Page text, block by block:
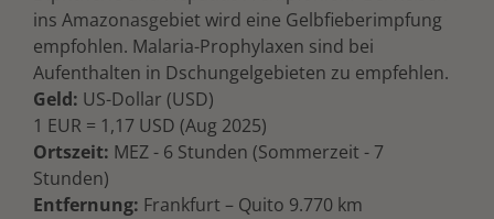
ins Amazonasgebiet wird eine Gelbfieberimpfung
empfohlen. Malaria-Prophylaxen sind bei
Aufenthalten in Dschungelgebieten zu empfehlen.
Geld: US-Dollar (USD)
1 EUR = 1,17 USD (Aug 2025)
Ortszeit: MEZ - 6 Stunden (Sommerzeit - 7
Stunden)
Entfernung: Frankfurt – Quito 9.770 km